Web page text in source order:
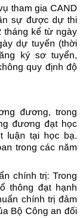
tham gia CAND
sự được dự thi
tháng kể từ ngày
dự tuyển (thời
ký sơ tuyển,
quy định độ
đương, trong
đương đạt học
luận tại học bạ.
trong các năm
chính trị: Trong
thông đạt hạnh
chính trị đảm
Bộ Công an đối